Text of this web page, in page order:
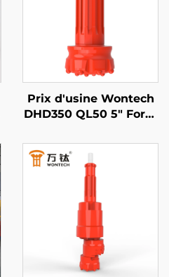
Prix d'usine Wontech
DHD350 QL50 5" Foret
Bit d'Eau pour Forage
de Puits